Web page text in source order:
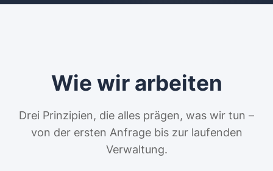
Wie wir arbeiten
Drei Prinzipien, die alles prägen, was wir tun –
von der ersten Anfrage bis zur laufenden
Verwaltung.